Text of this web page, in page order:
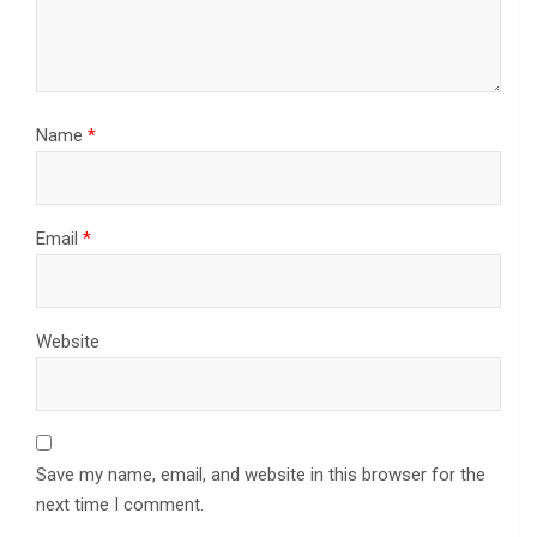
Name *
Email *
Website
Save my name, email, and website in this browser for the
next time I comment.